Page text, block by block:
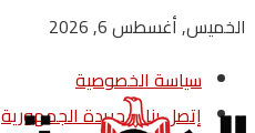
الخميس, أغسطس 6, 2026
سياسة الخصوصية
إتصل بنا – جريدة الجمهورية